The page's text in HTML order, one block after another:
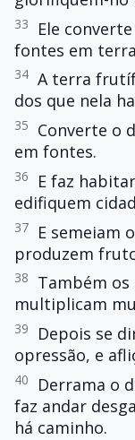
33
Ele
fontes em
34 A terra
dos que nela
35
Converte o
em fontes.
36
E faz
edifiquem
37
E semeiam
produzem
38
Também os
multiplicam
39
Depois se
opressão, e
40
Derrama o
faz andar
há caminho.